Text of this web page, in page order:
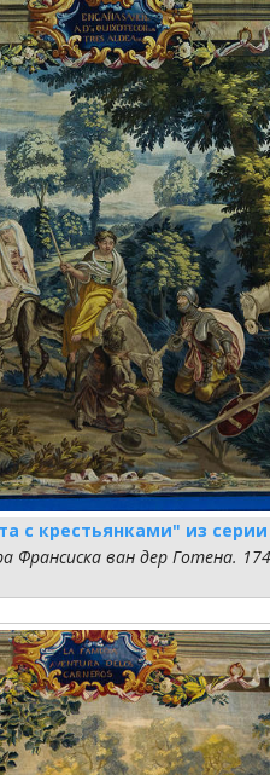
с крестьянками" из
Франсиска ван дер Готена.